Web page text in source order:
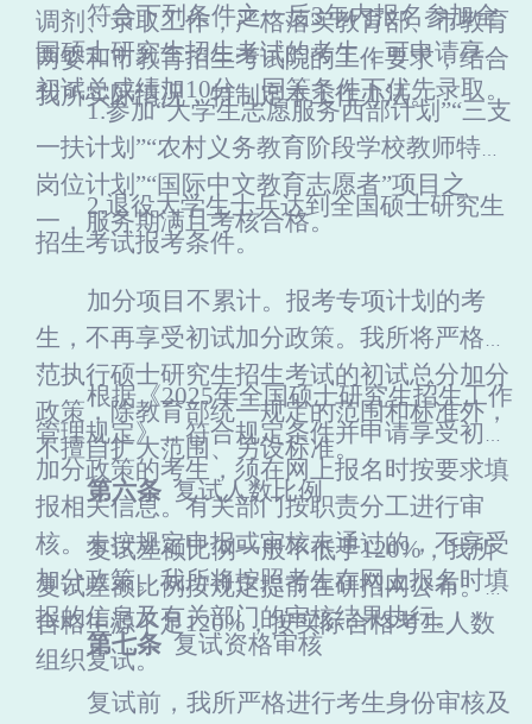
调剂、录取工作，严格落实教育部、市教育
两委和市教育招生考试院的工作要求，结合
我所实际情况，特制定本工作办法。
符合下列条件之一后3年内报名参加全
国硕士研究生招生考试的考生，可申请享受
初试总成绩加10分，同等条件下优先录取。
1.参加“大学生志愿服务西部计划”“三支
一扶计划”“农村义务教育阶段学校教师特设
岗位计划”“国际中文教育志愿者”项目之
一，服务期满且考核合格。
2.退役大学生士兵达到全国硕士研究生
招生考试报考条件。
加分项目不累计。报考专项计划的考
生，不再享受初试加分政策。我所将严格规
范执行硕士研究生招生考试的初试总分加分
政策，除教育部统一规定的范围和标准外，
不擅自扩大范围、另设标准。
根据《2025年全国硕士研究生招生工作
管理规定》，符合规定条件并申请享受初试
加分政策的考生，须在网上报名时按要求填
报相关信息。有关部门按职责分工进行审
核。未按规定申报或审核未通过的，不享受
加分政策。我所将按照考生在网上报名时填
报的信息及有关部门的审核结果执行。
第六条 复试人数比例
复试差额比例一般不低于120%，我所
复试差额比例按规定提前在研招网公布。若
合格生源不足120%，按实际合格考生人数
组织复试。
第七条 复试资格审核
复试前，我所严格进行考生身份审核及